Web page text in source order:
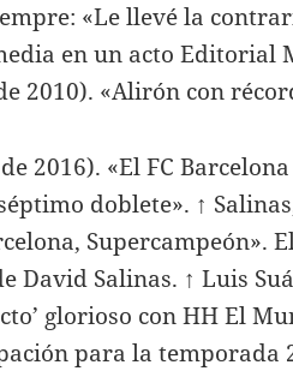
«Le llevé la
en un acto Editorial
2010). «Alirón con
2016). «El FC
doblete». ↑
Supercampeón».
David Salinas. ↑ Luis
glorioso con HH El
para la temporada